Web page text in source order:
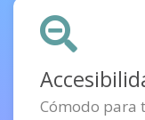
Cómodo para